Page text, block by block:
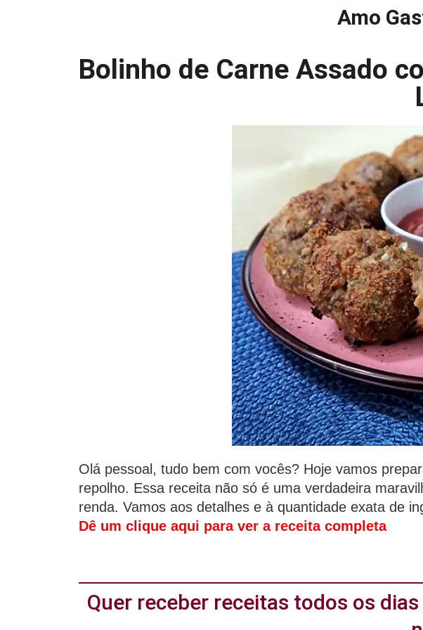
Amo
Bolinho de Carne Assado
Olá pessoal, tudo bem com vocês? Hoje vamos
repolho. Essa receita não só é uma verdadeira
renda. Vamos aos detalhes e à quantidade exata de
Dê um clique aqui para ver a receita completa
Quer receber receitas todos os